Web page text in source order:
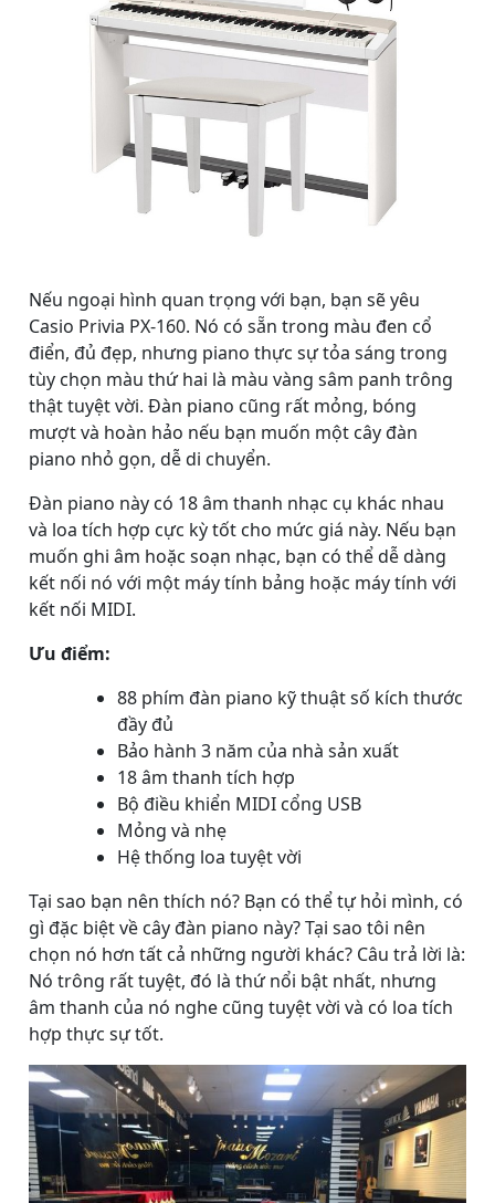
Nếu ngoại hình quan trọng với bạn, bạn sẽ yêu
Casio Privia PX-160. Nó có sẵn trong màu đen cổ
điển, đủ đẹp, nhưng piano thực sự tỏa sáng trong
tùy chọn màu thứ hai là màu vàng sâm panh trông
thật tuyệt vời. Đàn piano cũng rất mỏng, bóng
mượt và hoàn hảo nếu bạn muốn một cây đàn
piano nhỏ gọn, dễ di chuyển.
Đàn piano này có 18 âm thanh nhạc cụ khác nhau
và loa tích hợp cực kỳ tốt cho mức giá này. Nếu bạn
muốn ghi âm hoặc soạn nhạc, bạn có thể dễ dàng
kết nối nó với một máy tính bảng hoặc máy tính với
kết nối MIDI.
Ưu điểm:
88 phím đàn piano kỹ thuật số kích thước
đầy đủ
Bảo hành 3 năm của nhà sản xuất
18 âm thanh tích hợp
Bộ điều khiển MIDI cổng USB
Mỏng và nhẹ
Hệ thống loa tuyệt vời
Tại sao bạn nên thích nó? Bạn có thể tự hỏi mình, có
gì đặc biệt về cây đàn piano này? Tại sao tôi nên
chọn nó hơn tất cả những người khác? Câu trả lời là:
Nó trông rất tuyệt, đó là thứ nổi bật nhất, nhưng
âm thanh của nó nghe cũng tuyệt vời và có loa tích
hợp thực sự tốt.